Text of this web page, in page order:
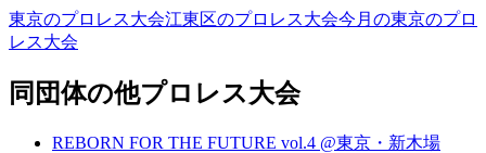
東京のプロレス大会江東区のプロレス大会今月の東京のプロ
レス大会
同団体の他プロレス大会
REBORN FOR THE FUTURE vol.4 @東京・新木場